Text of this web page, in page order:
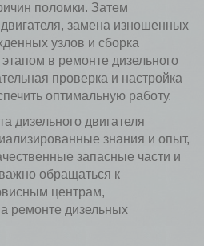
поломки. Затем
замена изношенных
узлов и сборка
в ремонте дизельного
проверка и настройка
оптимальную работу.
дизельного двигателя
знания и опыт,
запасные части и
обращаться к
центрам,
ремонте дизельных